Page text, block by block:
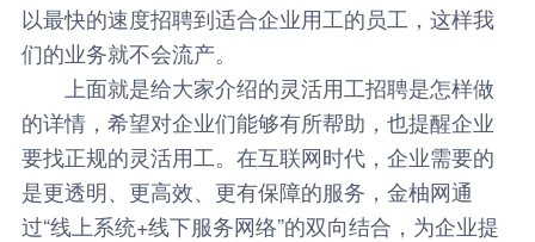
以最快的速度招聘到适合企业用工的员工，这样我
们的业务就不会流产。
上面就是给大家介绍的灵活用工招聘是怎样做
的详情，希望对企业们能够有所帮助，也提醒企业
要找正规的灵活用工。在互联网时代，企业需要的
是更透明、更高效、更有保障的服务， 金柚网通
过“线上系统+线下服务网络”的双向结合，为企业提